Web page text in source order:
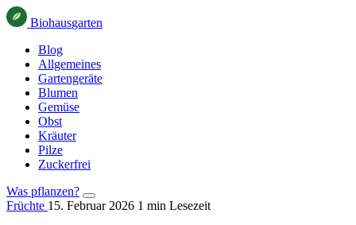
Biohausgarten
Blog
Allgemeines
Gartengeräte
Blumen
Gemüse
Obst
Kräuter
Pilze
Zuckerfrei
Was pflanzen?
Früchte 15. Februar 2026 1 min Lesezeit